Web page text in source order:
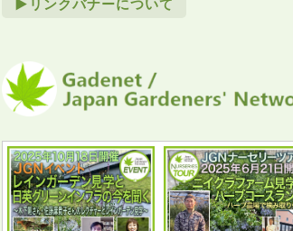
►リンクバナーについて